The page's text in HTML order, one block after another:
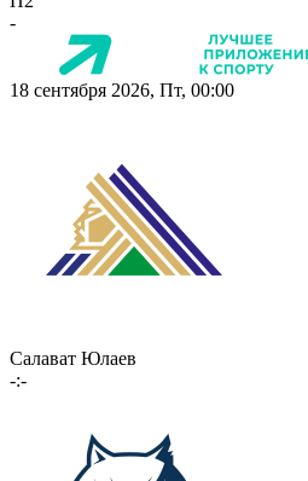
-
18 сентября 2026, Пт, 00:00
Салават Юлаев
-:-